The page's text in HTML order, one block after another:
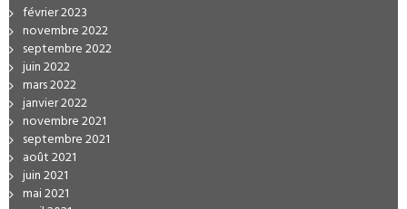
février 2023
novembre 2022
septembre 2022
juin 2022
mars 2022
janvier 2022
novembre 2021
septembre 2021
août 2021
juin 2021
mai 2021